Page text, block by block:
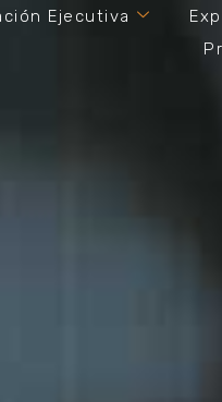
Ejecutiva